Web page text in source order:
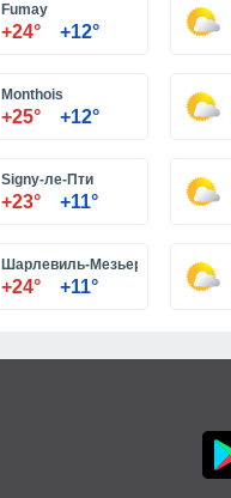
Fumay
+24° +12°
Monthois
+25° +12°
Signy-ле-Пти
+23° +11°
Шарлевиль-Мезьер
+24° +11°